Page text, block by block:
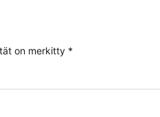
on merkitty *